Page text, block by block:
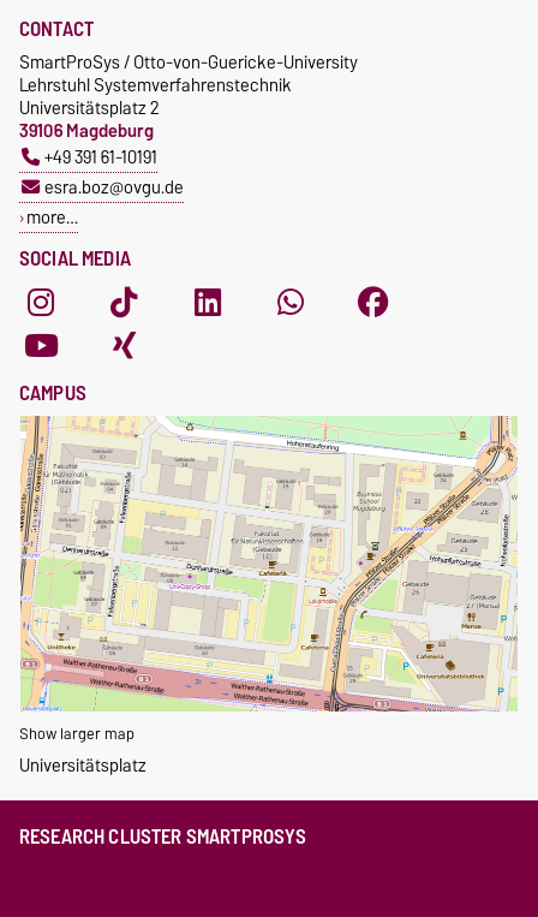
SOCIAL MEDIA
CONTACT
SmartProSys / Otto-von-Guericke-University
Lehrstuhl Systemverfahrenstechnik
Universitätsplatz 2
39106 Magdeburg
+49 391 61-10191
esra.boz@ovgu.de
more…
CAMPUS
Show larger map
Universitätsplatz
RESEARCH CLUSTER SMARTPROSYS